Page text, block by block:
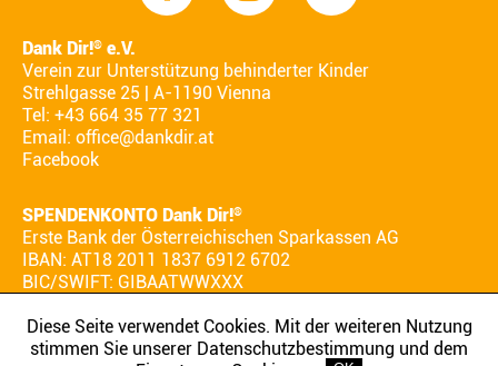
Dank Dir!® e.V.
Verein zur Unterstützung behinderter Kinder
Strehlgasse 25 | A-1190 Vienna
Tel: +43 664 35 77 321
Email: office@dankdir.at
Facebook
SPENDENKONTO Dank Dir!®
Erste Bank der Österreichischen Sparkassen AG
IBAN: AT18 2011 1837 6912 6702
BIC/SWIFT: GIBAATWWXXX
AGB IMPRESSUM DATENSCHUTZ
Diese Seite verwendet Cookies. Mit der weiteren Nutzung
stimmen Sie unserer Datenschutzbestimmung und dem